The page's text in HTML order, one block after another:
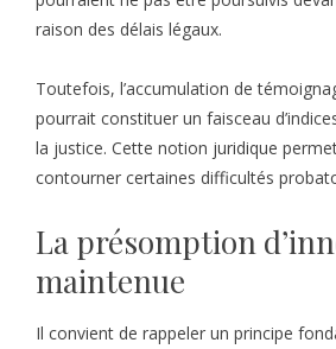
raison des délais légaux.
Toutefois, l’accumulation de
pourrait constituer un faisceau
la justice. Cette notion juridique
contourner certaines difficultés
La présomption
maintenue
Il convient de rappeler un principe